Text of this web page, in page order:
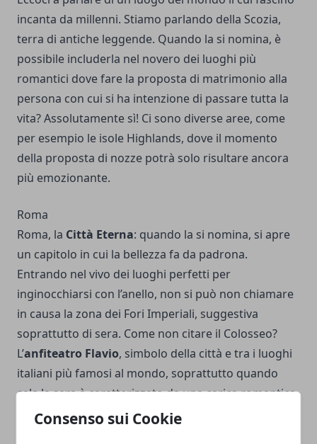
Consenso sui Cookie
incanta da millenni. Stiamo parlando della Scozia,
terra di antiche leggende. Quando la si nomina, è
possibile includerla nel novero dei luoghi più
romantici dove fare la proposta di matrimonio alla
persona con cui si ha intenzione di passare tutta la
vita? Assolutamente sì! Ci sono diverse aree, come
per esempio le isole Highlands, dove il momento
della proposta di nozze potrà solo risultare ancora
più emozionante.
Roma
Roma, la Città Eterna: quando la si nomina, si apre
un capitolo in cui la bellezza fa da padrona.
Entrando nel vivo dei luoghi perfetti per
inginocchiarsi con l’anello, non si può non chiamare
in causa la zona dei Fori Imperiali, suggestiva
soprattutto di sera. Come non citare il Colosseo?
L’anfiteatro Flavio, simbolo della città e tra i luoghi
italiani più famosi al mondo, soprattutto quando
cala la sera è caratterizzato da una carica romantica
senza eguali. Proseguendo con l’elenco dei luoghi